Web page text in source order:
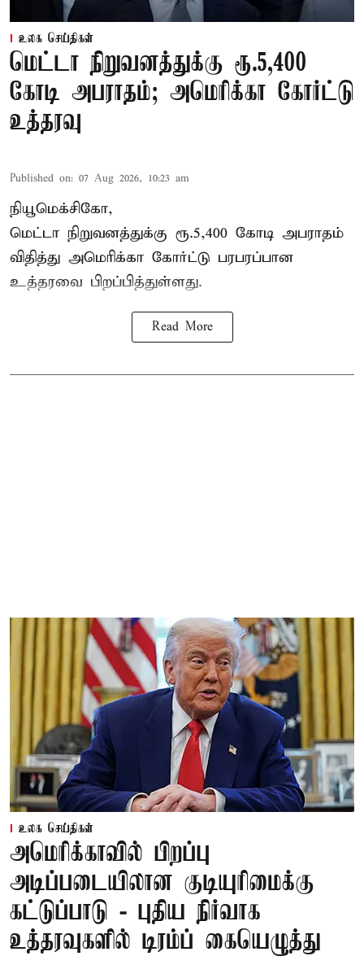
உலக செய்திகள்
மெட்டா நிறுவனத்துக்கு ரூ.5,400
கோடி அபராதம்; அமெரிக்கா கோர்ட்டு
உத்தரவு
Published on: 07 Aug 2026, 10:23 am
நியூமெக்சிகோ,
மெட்டா நிறுவனத்துக்கு ரூ.5,400 கோடி அபராதம்
விதித்து அமெரிக்கா கோர்ட்டு பரபரப்பான
உத்தரவை பிறப்பித்துள்ளது.
Read More
உலக செய்திகள்
அமெரிக்காவில் பிறப்பு
அடிப்படையிலான குடியுரிமைக்கு
கட்டுப்பாடு - புதிய நிர்வாக
உத்தரவுகளில் டிரம்ப் கையெழுத்து